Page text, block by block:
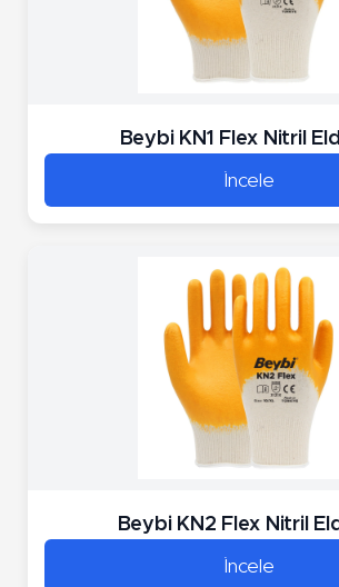
Beybi KN1 Flex Nitril
İncele
Beybi KN2 Flex Nitril
İncele